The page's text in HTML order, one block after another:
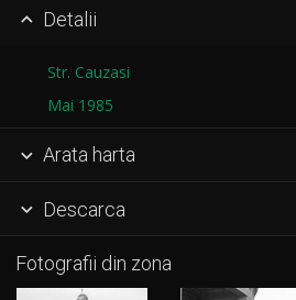
 Detalii
Str. Cauzasi
Mai 1985
 Arata harta
 Descarca
Fotografii din zona